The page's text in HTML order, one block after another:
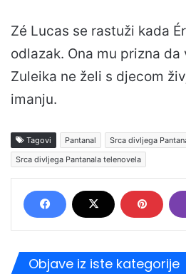
Zé Lucas se rastuži kada
odlazak. Ona mu prizna
Zuleika ne želi s djecom
imanju.
Tagovi Pantanal
Srca divljega
Srca divljega Pantanala telenovela
Objave iz iste kategorije